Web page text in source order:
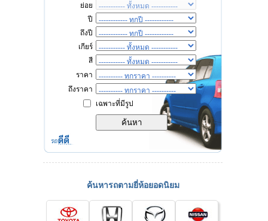
ย่อย
ปี
ถึงปี
เกียร์
สี
ราคา
ถึงราคา
เฉพาะที่มีรูป
ค้นหารถตามยี่ห้อยอดนิยม